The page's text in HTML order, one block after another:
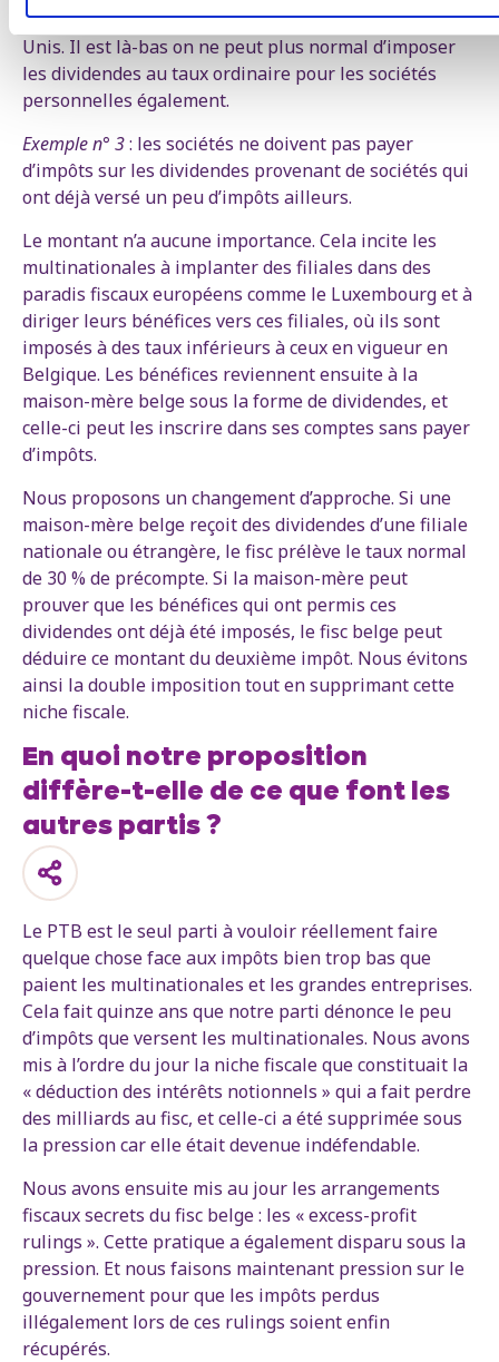
Cette niche fiscale belge n’existe même pas aux États-
Unis. Il est là-bas on ne peut plus normal d’imposer
les dividendes au taux ordinaire pour les sociétés
personnelles également.
Exemple n° 3: les sociétés ne doivent pas payer
d’impôts sur les dividendes provenant de sociétés qui
ont déjà versé un peu d’impôts ailleurs.
Le montant n’a aucune importance. Cela incite les
multinationales à implanter des filiales dans des
paradis fiscaux européens comme le Luxembourg et à
diriger leurs bénéfices vers ces filiales, où ils sont
imposés à des taux inférieurs à ceux en vigueur en
Belgique. Les bénéfices reviennent ensuite à la
maison-mère belge sous la forme de dividendes, et
celle-ci peut les inscrire dans ses comptes sans payer
d’impôts.
Nous proposons un changement d’approche. Si une
maison-mère belge reçoit des dividendes d’une filiale
nationale ou étrangère, le fisc prélève le taux normal
de 30 % de précompte. Si la maison-mère peut
prouver que les bénéfices qui ont permis ces
dividendes ont déjà été imposés, le fisc belge peut
déduire ce montant du deuxième impôt. Nous évitons
ainsi la double imposition tout en supprimant cette
niche fiscale.
En quoi notre proposition
diffère-t-elle de ce que font les
autres partis ?
Le PTB est le seul parti à vouloir réellement faire
quelque chose face aux impôts bien trop bas que
paient les multinationales et les grandes entreprises.
Cela fait quinze ans que notre parti dénonce le peu
d’impôts que versent les multinationales. Nous avons
mis à l’ordre du jour la niche fiscale que constituait la
« déduction des intérêts notionnels » qui a fait perdre
des milliards au fisc, et celle-ci a été supprimée sous
la pression car elle était devenue indéfendable.
Nous avons ensuite mis au jour les arrangements
fiscaux secrets du fisc belge : les « excess-profit
rulings ». Cette pratique a également disparu sous la
pression. Et nous faisons maintenant pression sur le
gouvernement pour que les impôts perdus
illégalement lors de ces rulings soient enfin
récupérés.